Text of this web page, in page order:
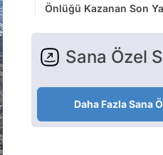
Önlüğü Kazanan Son
Sana Özel
Daha Fazla Sana